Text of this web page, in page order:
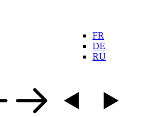
FR
DE
RU